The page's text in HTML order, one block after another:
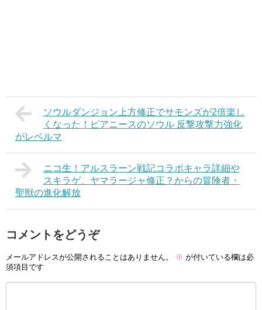
ソウルダンジョン上方修正でサモンズが2倍楽し
くなった！ピアニースのソウル 反撃攻撃力強化
がレベルマ
ニコ生！アルスラーン戦記コラボキャラ詳細や
スキラゲ、ヤマラージャ修正？からの冒険者・
聖獣の進化解放
コメントをどうぞ
メールアドレスが公開されることはありません。 ※ が付いている欄は必
須項目です